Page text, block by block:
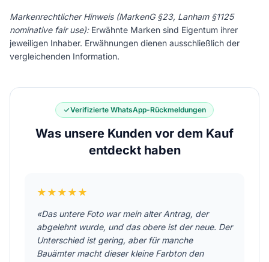
Markenrechtlicher Hinweis (MarkenG §23, Lanham §1125
nominative fair use):Erwähnte Marken sind Eigentum ihrer
jeweiligen Inhaber. Erwähnungen dienen ausschließlich der
vergleichenden Information.
Verifizierte WhatsApp-Rückmeldungen
Was unsere Kunden vor dem Kauf
entdeckt haben
★★★★★
«Das untere Foto war mein alter Antrag, der
abgelehnt wurde, und das obere ist der neue. Der
Unterschied ist gering, aber für manche
Bauämter macht dieser kleine Farbton den